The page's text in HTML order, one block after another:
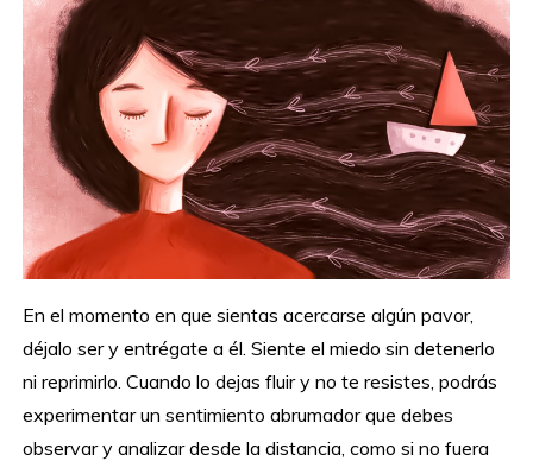
En el momento en que sientas acercarse algún pavor,
déjalo ser y entrégate a él. Siente el miedo sin detenerlo
ni reprimirlo. Cuando lo dejas fluir y no te resistes, podrás
experimentar un sentimiento abrumador que debes
observar y analizar desde la distancia, como si no fuera